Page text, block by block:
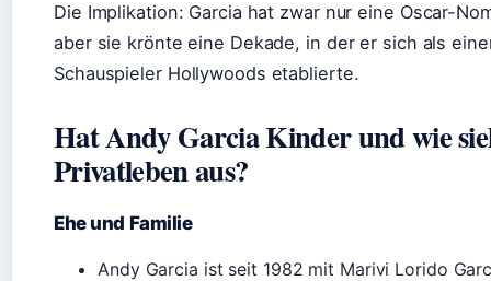
Die Implikation: Garcia hat zwar nur eine Oscar-
aber sie krönte eine Dekade, in der er sich als
Schauspieler Hollywoods etablierte.
Hat Andy Garcia Kinder und wie
Privatleben aus?
Ehe und Familie
Andy Garcia ist seit 1982 mit Marivi Lorido